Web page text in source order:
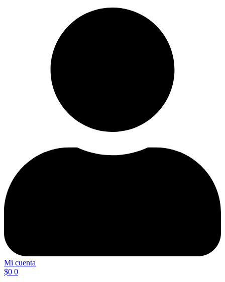
Mi cuenta
$0 0